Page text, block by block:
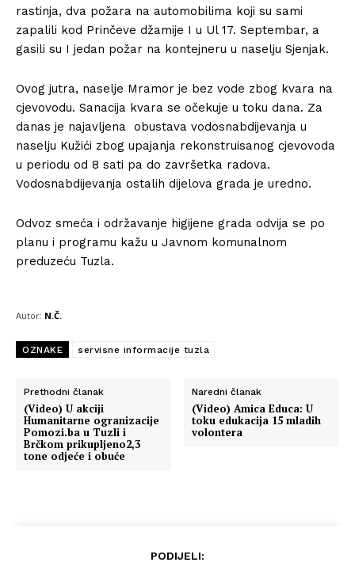
rastinja, dva požara na automobilima koji su sami
zapalili kod Prinčeve džamije I u Ul 17. Septembar, a
gasili su I jedan požar na kontejneru u naselju Sjenjak.
Ovog jutra, naselje Mramor je bez vode zbog kvara na
cjevovodu. Sanacija kvara se očekuje u toku dana. Za
danas je najavljena obustava vodosnabdijevanja u
naselju Kužići zbog upajanja rekonstruisanog cjevovoda
u periodu od 8 sati pa do završetka radova.
Vodosnabdijevanja ostalih dijelova grada je uredno.
Odvoz smeća i održavanje higijene grada odvija se po
planu i programu kažu u Javnom komunalnom
preduzeću Tuzla.
Autor: N.Č.
OZNAKE servisne informacije tuzla
Prethodni članak
(Video) U akciji
Humanitarne ogranizacije
Pomozi.ba u Tuzli i
Brčkom prikupljeno2,3
tone odjeće i obuće
Naredni članak
(Video) Amica Educa: U
toku edukacija 15 mladih
volontera
PODIJELI: